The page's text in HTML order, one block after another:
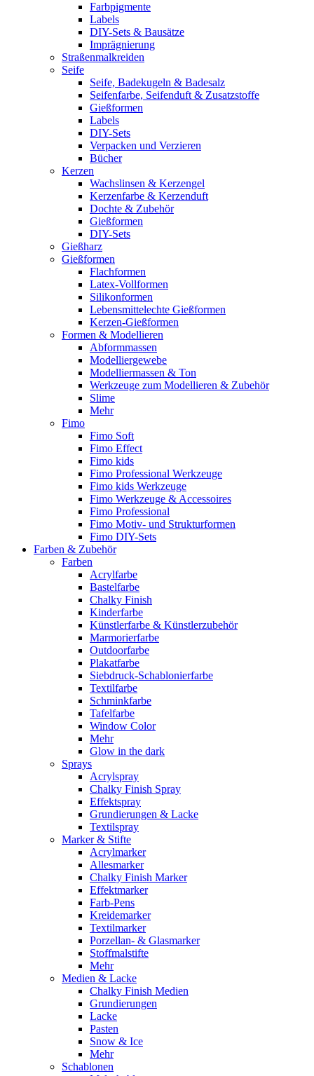
Farbpigmente
Labels
DIY-Sets & Bausätze
Imprägnierung
Straßenmalkreiden
Seife
Seife, Badekugeln & Badesalz
Seifenfarbe, Seifenduft & Zusatzstoffe
Gießformen
Labels
DIY-Sets
Verpacken und Verzieren
Bücher
Kerzen
Wachslinsen & Kerzengel
Kerzenfarbe & Kerzenduft
Dochte & Zubehör
Gießformen
DIY-Sets
Gießharz
Gießformen
Flachformen
Latex-Vollformen
Silikonformen
Lebensmittelechte Gießformen
Kerzen-Gießformen
Formen & Modellieren
Abformmassen
Modelliergewebe
Modelliermassen & Ton
Werkzeuge zum Modellieren & Zubehör
Slime
Mehr
Fimo
Fimo Soft
Fimo Effect
Fimo kids
Fimo Professional Werkzeuge
Fimo kids Werkzeuge
Fimo Werkzeuge & Accessoires
Fimo Professional
Fimo Motiv- und Strukturformen
Fimo DIY-Sets
Farben & Zubehör
Farben
Acrylfarbe
Bastelfarbe
Chalky Finish
Kinderfarbe
Künstlerfarbe & Künstlerzubehör
Marmorierfarbe
Outdoorfarbe
Plakatfarbe
Siebdruck-Schablonierfarbe
Textilfarbe
Schminkfarbe
Tafelfarbe
Window Color
Mehr
Glow in the dark
Sprays
Acrylspray
Chalky Finish Spray
Effektspray
Grundierungen & Lacke
Textilspray
Marker & Stifte
Acrylmarker
Allesmarker
Chalky Finish Marker
Effektmarker
Farb-Pens
Kreidemarker
Textilmarker
Porzellan- & Glasmarker
Stoffmalstifte
Mehr
Medien & Lacke
Chalky Finish Medien
Grundierungen
Lacke
Pasten
Snow & Ice
Mehr
Schablonen